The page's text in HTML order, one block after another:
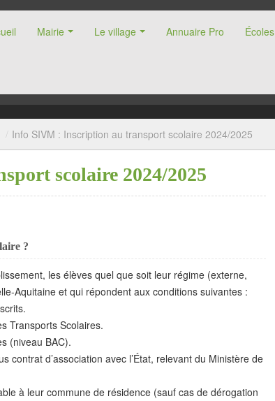
Mairie Le village Annuaire Pro Écoles
/ Info SIVM : Inscription au transport scolaire 2024/2025
scolaire 2024/2025
?
les élèves quel que soit leur régime (externe,
Aquitaine et qui répondent aux conditions suivantes :
Transports Scolaires.
(niveau BAC).
contrat d’association avec l’État, relevant du Ministère de
à leur commune de résidence (sauf cas de dérogation